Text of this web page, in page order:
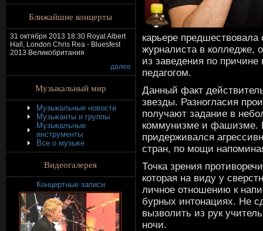
Ближайшие концерты
31 октября 2013 18:30 Royal Albert
Hall, London Chris Rea - Bluesfest
2013 Великобритания
далее
Музыкальный мир
Музыкальные новости
Музыканты и группы
Музыкальные
инструменты
Все о музыке
Видеогалерея
Концертные записи
карьере
журналиста в колледже,
из заведения по причине
педагогом.
Данный факт
звезды. Разногласия
получают задание в
коммунизме и фашизме.
придерживался
стран, по мощи
Точка зрения
которая на виду у
личное отношению к
бурных интонациях. Не
вызволить из рук
ночи.